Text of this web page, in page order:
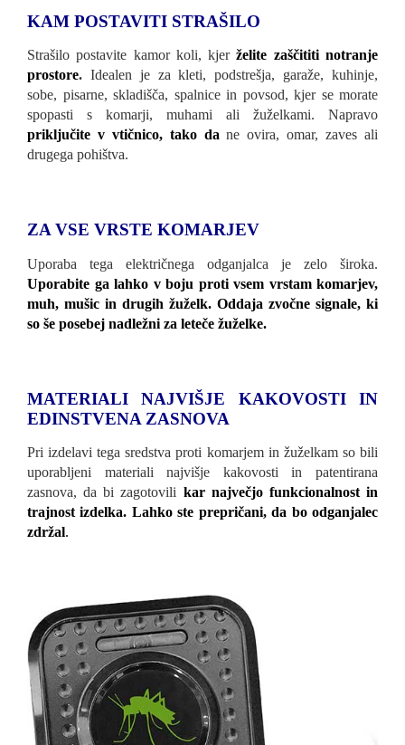
KAM POSTAVITI STRAŠILO
Strašilo postavite kamor koli, kjerželite zaščititi notranje
prostore. Idealen je za kleti, podstrešja, garaže, kuhinje,
sobe, pisarne, skladišča, spalnice in povsod, kjer se morate
spopasti s komarji, muhami ali žuželkami. Napravo
priključite v vtičnico, tako dane ovira, omar, zaves ali
drugega pohištva.
ZA VSE VRSTE KOMARJEV
Uporaba tega električnega odganjalca je zelo široka.
Uporabite ga lahko v boju proti vsem vrstam komarjev,
muh, mušic in drugih žuželk. Oddaja zvočne signale, ki
so še posebej nadležni za leteče žuželke.
MATERIALI NAJVIŠJE KAKOVOSTI IN
EDINSTVENA ZASNOVA
Pri izdelavi tega sredstva proti komarjem in žuželkam so bili
uporabljeni materiali najvišje kakovosti in patentirana
zasnova, da bi zagotovili kar največjo funkcionalnost in
trajnost izdelka. Lahko ste prepričani, da bo odganjalec
zdržal.